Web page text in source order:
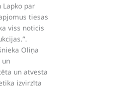
par
tiesas
viss noticis
Oliņa
un
un atvesta
izvirzīta